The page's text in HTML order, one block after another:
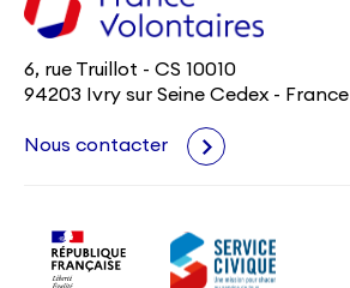
6, rue Truillot - CS 10010
94203 Ivry sur Seine Cedex - France
Nous contacter